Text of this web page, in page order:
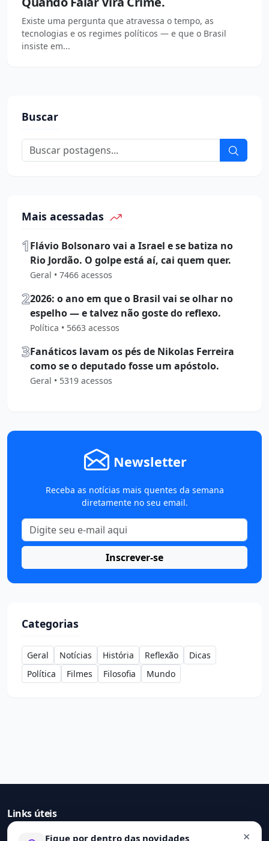
Existe uma pergunta que atravessa o tempo, as
tecnologias e os regimes políticos — e que o Brasil
insiste em...
Buscar
Mais acessadas
1Flávio Bolsonaro vai a Israel e se batiza no
Rio Jordão. O golpe está aí, cai quem quer.
Geral • 7466 acessos
22026: o ano em que o Brasil vai se olhar no
espelho — e talvez não goste do reflexo.
Política • 5663 acessos
3Fanáticos lavam os pés de Nikolas Ferreira
como se o deputado fosse um apóstolo.
Geral • 5319 acessos
Newsletter
Receba as notícias mais quentes da semana
diretamente no seu email.
Inscrever-se
Categorias
Geral Notícias História Reflexão
Dicas
Política
Filmes Filosofia Mundo
Links úteis
×
Fique por dentro das novidades